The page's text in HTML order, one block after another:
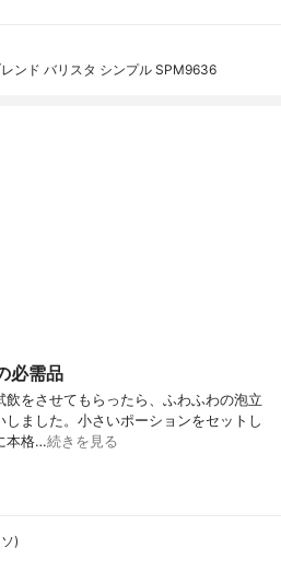
ンド バリスタ シンプル SPM9636
必需品
をさせてもらったら、ふわふわの泡立
ました。小さいポーションをセットし
本格…続きを見る
)